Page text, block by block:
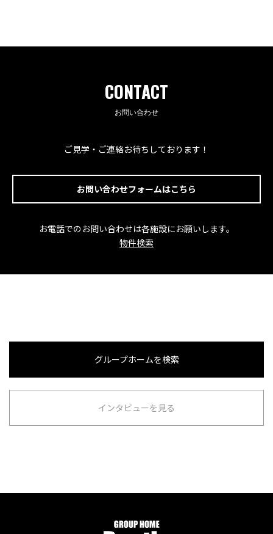
CONTACT
お問い合わせ
ご見学・ご連絡お待ちしております！
お問い合わせフォームはこちら
お電話でのお問い合わせは各施設にお願いします。
物件検索
グループホームを検索
インタビューを見る